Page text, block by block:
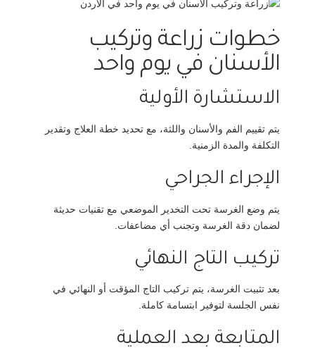
خطوات زراعة وتركيب
الأسنان في يوم واحد
الاستشارة الأولية
يتم تقييم الفم والأسنان واللثة، مع تحديد خطة العلاج وتقدير
التكلفة والمدة الزمنية.
الإجراء الجراحي
يتم وضع الغرسة تحت التخدير الموضعي مع تقنيات حديثة
لضمان دقة الغرسة وتجنب أي مضاعفات.
تركيب التاج النهائي
بعد تثبيت الغرسة، يتم تركيب التاج المؤقت أو النهائي في
نفس الجلسة لتوفير ابتسامة كاملة.
المتابعة بعد العملية